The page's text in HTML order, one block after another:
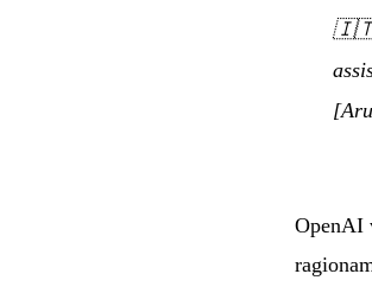
OpenAI